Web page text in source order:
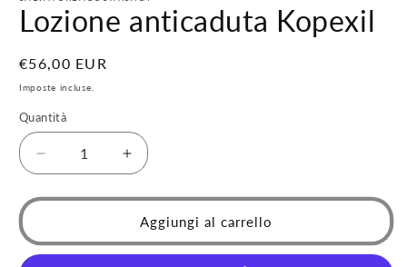
finestra
Lozione anticaduta Kopexil
Prezzo
di
€56,00 EUR
Imposte incluse.
Quantità
Diminuisci
quantità
per
anticaduta
Kopexil
Aumenta
quantità
per
Lozione
anticaduta
Kopexil
Aggiungi al carrello